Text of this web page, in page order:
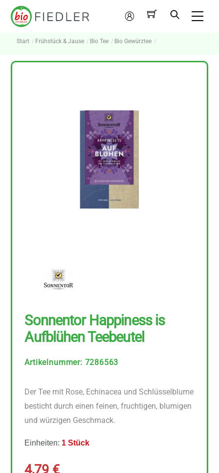
Skip
Mein
Konto
Start Frühstück & Jause Bio Tee Bio Gewürztee
Sonnentor Happiness is
Aufblühen Teebeutel
Artikelnummer: 7286563
Der Tee mit Rose, Echinacea und Schlüsselblume
besticht durch einen feinen, fruchtigen, blumigen
und würzigen Geschmack.
Einheiten: 1 Stück
4,79 €